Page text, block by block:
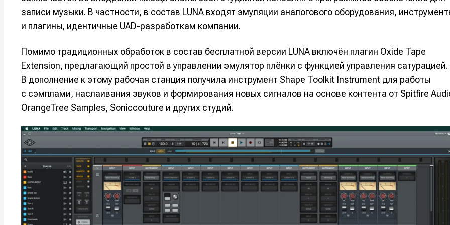
Написание
Исполнение
Написание
Исполнение
записи музыки. В частности, в состав LUNA входят эмуляции аналогового оборудования,
и плагины, идентичные UAD-разработкам компании.
Помимо традиционных обработок в состав бесплатной версии LUNA включён плагин Oxide Tape
Extension, предлагающий простой в управлении эмулятор плёнки с функцией управления сатурацией.
В дополнение к этому рабочая станция получила инструмент Shape Toolkit Instrument для работы
с сэмплами, наслаивания звуков и формирования новых сигналов на основе контента от Spitfire
OrangeTree Samples, Soniccouture и других студий.